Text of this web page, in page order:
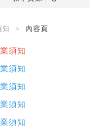
知 內容頁
須知
須知
須知
須知
須知